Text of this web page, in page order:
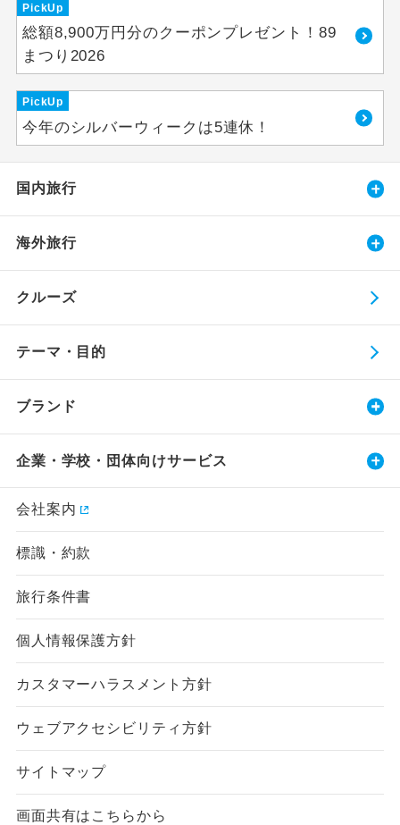
PickUp
総額8,900万円分のクーポンプレゼント！89
まつり2026
PickUp
今年のシルバーウィークは5連休！
国内旅行
海外旅行
クルーズ
テーマ・目的
ブランド
企業・学校・団体向けサービス
会社案内
標識・約款
旅行条件書
個人情報保護方針
カスタマーハラスメント方針
ウェブアクセシビリティ方針
サイトマップ
画面共有はこちらから